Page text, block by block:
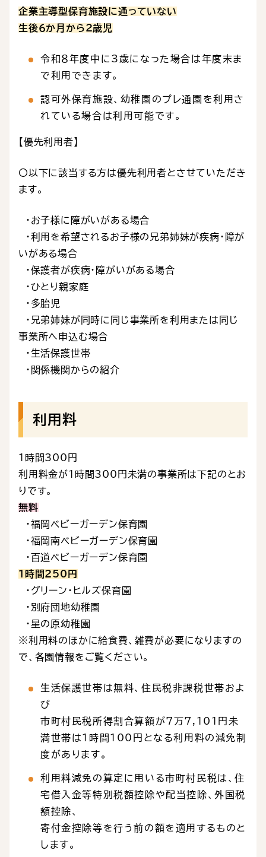
企業主導型保育施設に通っていない
生後６か月から２歳児
令和８年度中に3歳になった場合は年度末ま
で利用できます。
認可外保育施設、幼稚園のプレ通園を利用さ
れている場合は利用可能です。
【優先利用者】
〇以下に該当する方は優先利用者とさせていただき
ます。
・お子様に障がいがある場合
・利用を希望されるお子様の兄弟姉妹が疾病・障が
いがある場合
・保護者が疾病・障がいがある場合
・ひとり親家庭
・多胎児
・兄弟姉妹が同時に同じ事業所を利用または同じ
事業所へ申込む場合
・生活保護世帯
・関係機関からの紹介
利用料
１時間300円
利用料金が１時間300円未満の事業所は下記のとお
りです。
無料
・福岡ベビーガーデン保育園
・福岡南ベビーガーデン保育園
・百道ベビーガーデン保育園
1時間250円
・グリーン・ヒルズ保育園
・別府団地幼稚園
・星の原幼稚園
※利用料のほかに給食費、雑費が必要になりますの
で、各園情報をご覧ください。
生活保護世帯は無料、住民税非課税世帯およ
び
市町村民税所得割合算額が7万7,101円未
満世帯は1時間100円となる利用料の減免制
度があります。
利用料減免の算定に用いる市町村民税は、住
宅借入金等特別税額控除や配当控除、外国税
額控除、
寄付金控除等を行う前の額を適用するものと
します。